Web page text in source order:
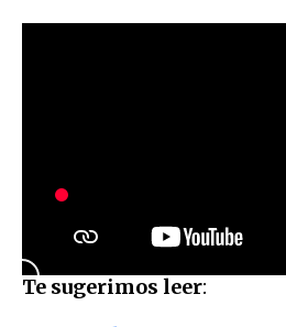
Te sugerimos leer: